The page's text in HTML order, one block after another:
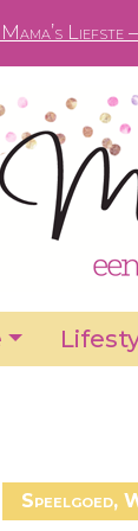
Liefste
Speelgoed,